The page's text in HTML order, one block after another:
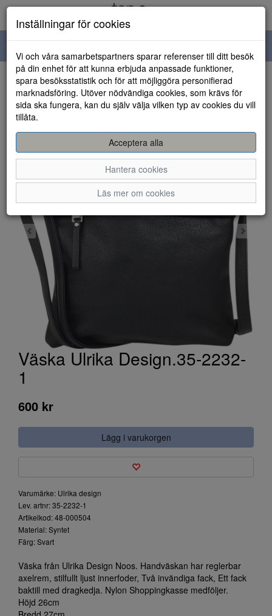
navigation
HEM
Väska Ulrika Design.35-2232-
1
600 kr
Lägg i varukorgen
Varumärke: Ulrika design
Lev. artnr: 35-2232-1
Artikelkod: 48-000504
Material: Syntet
Färg: Svart
Väska från Ulrika Design Noos. Handväskan har reglerbar
axelrem, stilfullt ljust innerfoder, Två invändiga fack, Ett fack
baktill med dragkedja. Nylon Shoppingkasse medföljer.
Höjd 26cm
Inställningar för cookies
Vi och våra samarbetspartners sparar referenser till ditt besök
på din enhet för att kunna erbjuda anpassade funktioner,
spara besöksstatistik och för att möjliggöra personifierad
marknadsföring. Utöver nödvändiga cookies, som krävs för
sida ska fungera, kan du själv välja vilken typ av cookies du vill
tillåta.
Acceptera alla
Hantera cookies
Läs mer om cookies